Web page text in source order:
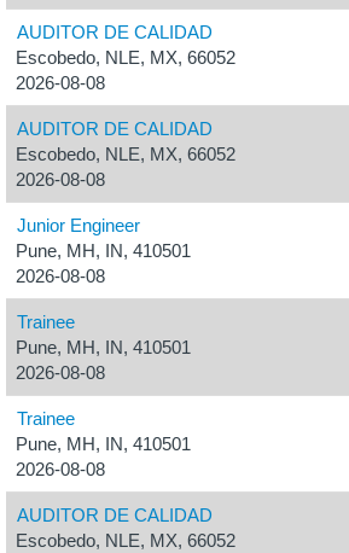
AUDITOR DE CALIDAD
Escobedo, NLE, MX, 66052
2026-08-08
AUDITOR DE CALIDAD
Escobedo, NLE, MX, 66052
2026-08-08
Junior Engineer
Pune, MH, IN, 410501
2026-08-08
Trainee
Pune, MH, IN, 410501
2026-08-08
Trainee
Pune, MH, IN, 410501
2026-08-08
AUDITOR DE CALIDAD
Escobedo, NLE, MX, 66052